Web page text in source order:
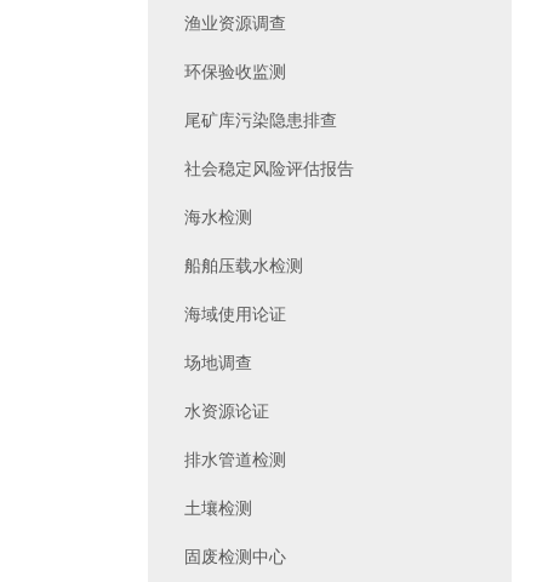
渔业资源调查
环保验收监测
尾矿库污染隐患排查
社会稳定风险评估报告
海水检测
船舶压载水检测
海域使用论证
场地调查
水资源论证
排水管道检测
土壤检测
固废检测中心